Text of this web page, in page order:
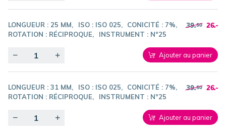
LONGUEUR : 25 MM ISO : ISO 025 CONICITÉ : 7%
ROTATION : RÉCIPROQUE INSTRUMENT : N°25
39.50 26.-
Quantity Ajouter au panier
LONGUEUR : 31 MM ISO : ISO 025 CONICITÉ : 7%
ROTATION : RÉCIPROQUE INSTRUMENT : N°25
39.50 26.-
Quantity Ajouter au panier